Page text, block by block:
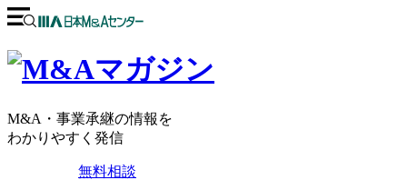
M&A・事業承継の情報を
わかりやすく発信
無料相談